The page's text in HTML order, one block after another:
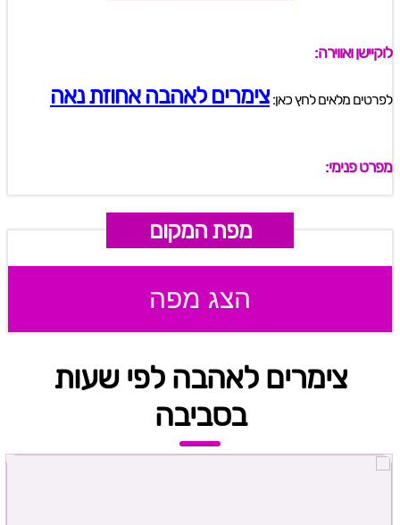
לוקיישן ואווירה:
לפרטים מלאים לחץ כאן:צימרים לאהבה אחוזת נאה
מפרט פנימי:
מפת המקום
הצג מפה
צימרים לאהבה לפי שעות
בסביבה